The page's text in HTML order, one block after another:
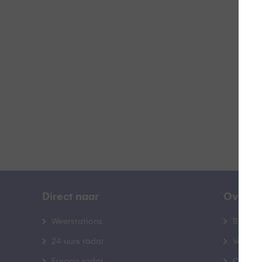
Direct naar
Weerstations
24 uurs radar
Over